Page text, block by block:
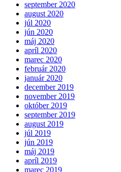
september 2020
august 2020
júl 2020
jún 2020
máj 2020
apríl 2020
marec 2020
február 2020
január 2020
december 2019
november 2019
október 2019
september 2019
august 2019
júl 2019
jún 2019
máj 2019
apríl 2019
marec 2019